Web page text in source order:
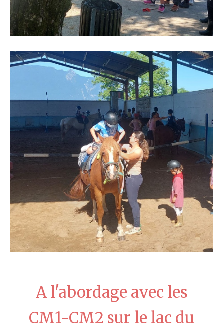
A l'abordage avec les
CM1-CM2 sur le lac du